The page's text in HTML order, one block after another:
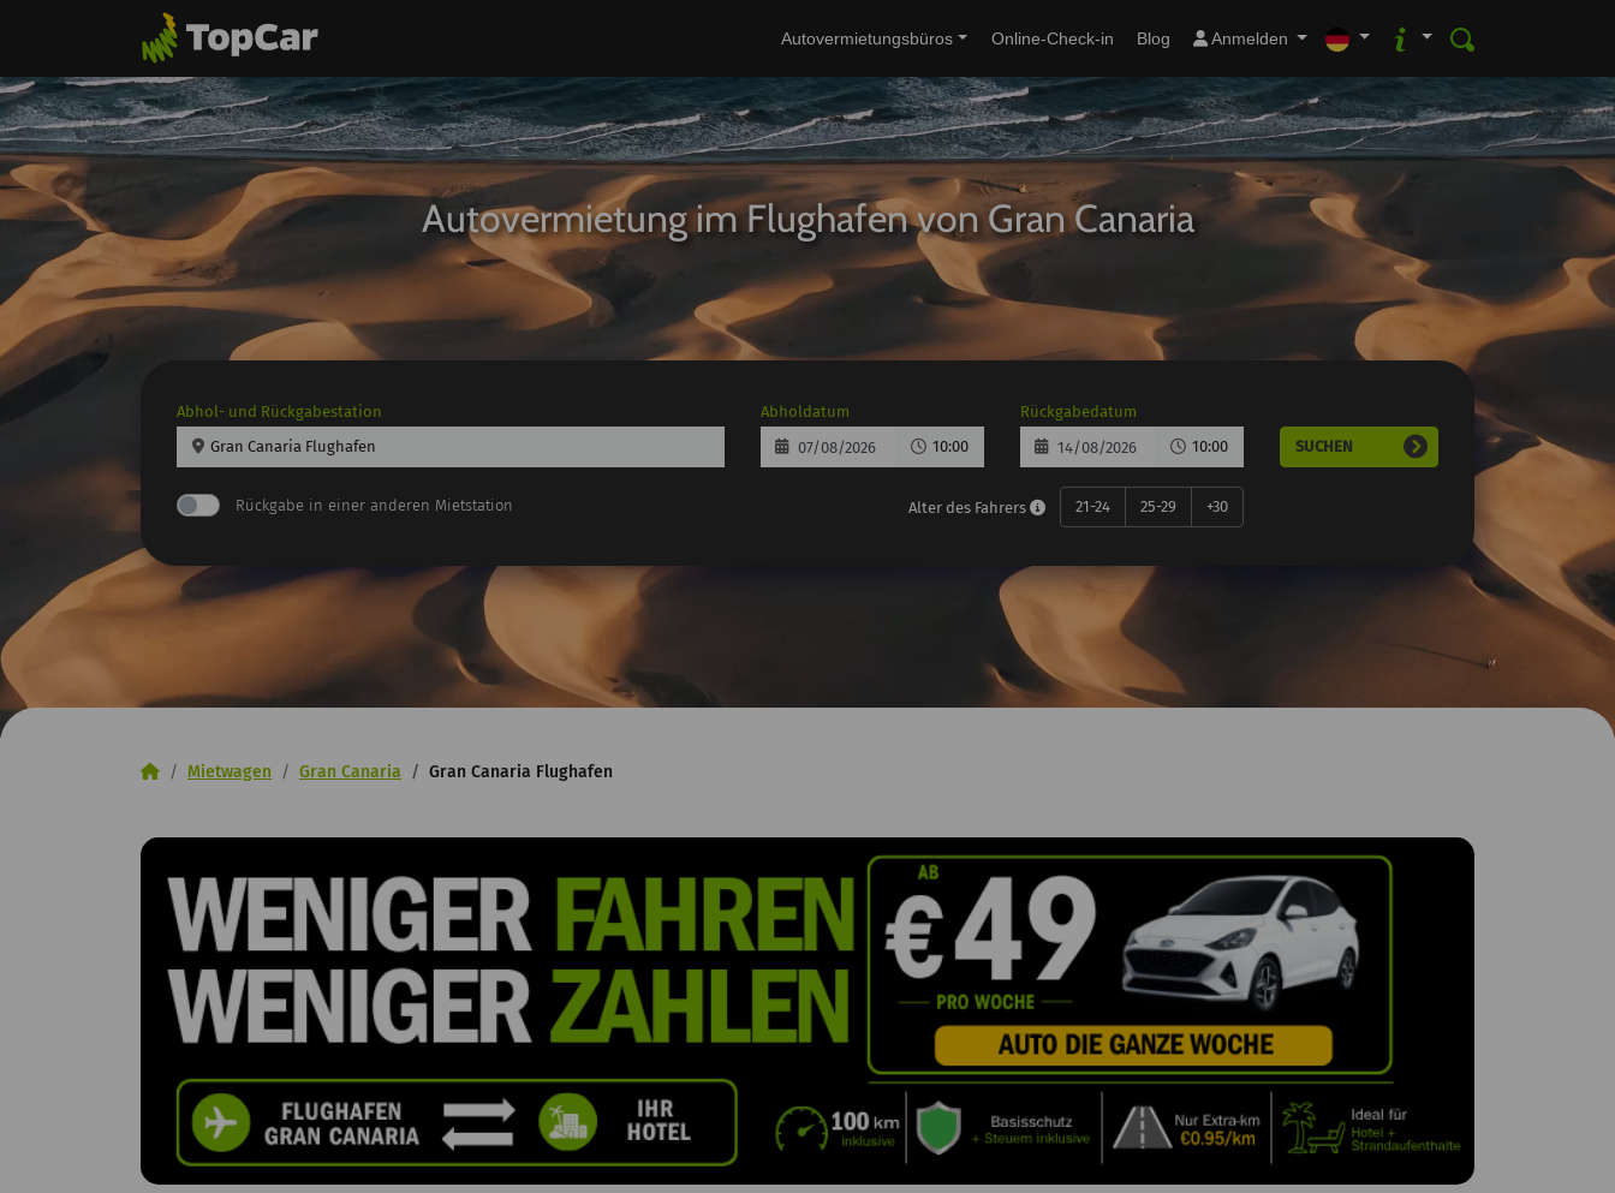
Autovermietungsbüros Online-Check-in Blog Anmelden
Autovermietung im Flughafen von Gran Canaria
Abhol- und Rückgabestation
Gran Canaria Flughafen
Rückgabe in einer anderen Mietstation
Abholdatum
10:00
Rückgabedatum
10:00
Alter des Fahrers 21-24 25-29 +30
SUCHEN
InicioMietwagen Gran Canaria Gran Canaria Flughafen